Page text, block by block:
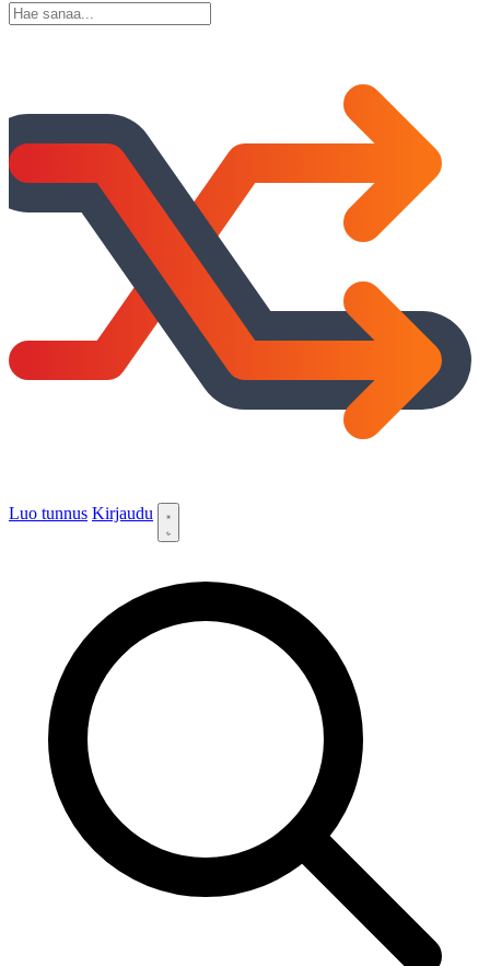
Luo tunnus Kirjaudu